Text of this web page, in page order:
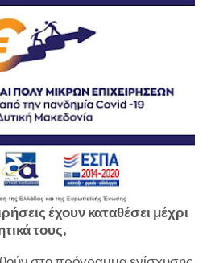
έχουν καταθέσει μέχρι
τους,